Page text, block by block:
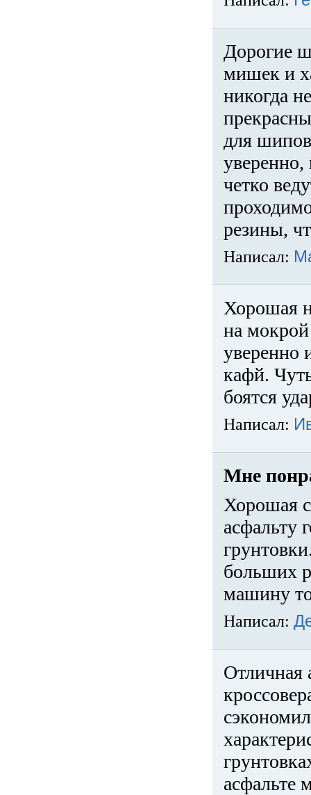
Дорогие
мишек и
никогда
для
четко
резины,
Написал:
Хорошая
на
уверенно
кафй.
боятся
Написал:
Мне
Хорошая
асфальту
больших
машину
Написал:
Отличная
асфальте